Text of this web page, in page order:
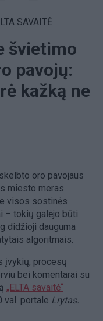
SAVAITĖ
švietimo
pavojų:
kažką ne
oro pavojaus
miesto meras
visos sostinės
– tokių galėjo būti
didžioji dauguma
algoritmais.
įvykių, procesų
bei komentarai su
„ELTA savaitė“
val. portale Lrytas.